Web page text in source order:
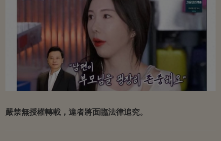
嚴禁無授權轉載，違者將面臨法律追究。